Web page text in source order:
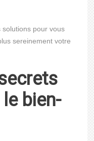
pour vous
sereinement votre
bien-